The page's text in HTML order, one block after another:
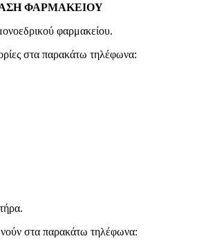
ΦΑΡΜΑΚΕΙΟΥ
φαρμακείου.
στα παρακάτω τηλέφωνα:
στα παρακάτω τηλέφωνα: